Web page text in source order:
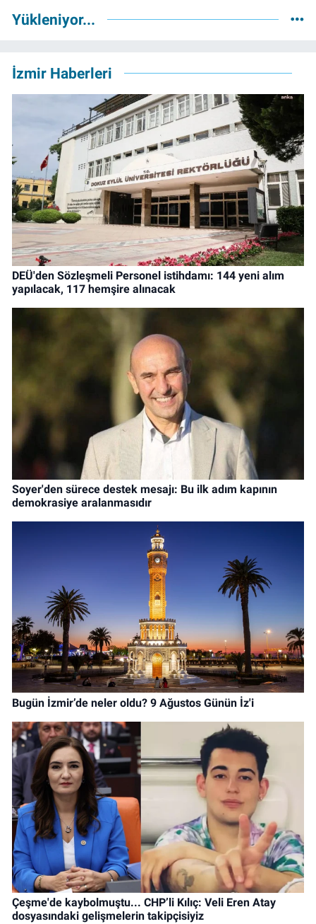
Yükleniyor...
İzmir Haberleri
DEÜ'den Sözleşmeli Personel istihdamı: 144 yeni alım
yapılacak, 117 hemşire alınacak
Soyer'den sürece destek mesajı: Bu ilk adım kapının
demokrasiye aralanmasıdır
Bugün İzmir’de neler oldu? 9 Ağustos Günün İz'i
Çeşme'de kaybolmuştu... CHP’li Kılıç: Veli Eren Atay
dosyasındaki gelişmelerin takipçisiyiz